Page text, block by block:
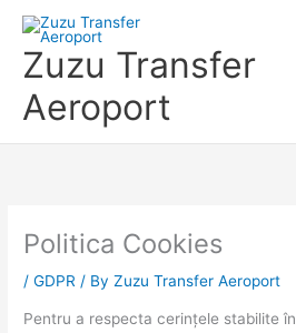
contentZuzu Transfer
Aeroport
Politica Cookies
/GDPR / ByZuzu Transfer Aeroport
Pentru a respecta cerințele stabilite în